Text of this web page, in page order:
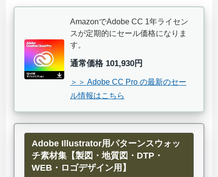
AmazonでAdobe CC 1年ライセン
スが定期的にセール価格になりま
す。
通常価格 101,930円
＞＞ Adobe CC Pro の最新のセー
ル情報はこちら
Adobe Illustrator用パターンスウォッ
チ素材集【製図・地質図・DTP・
WEB・ロゴデザイン用】